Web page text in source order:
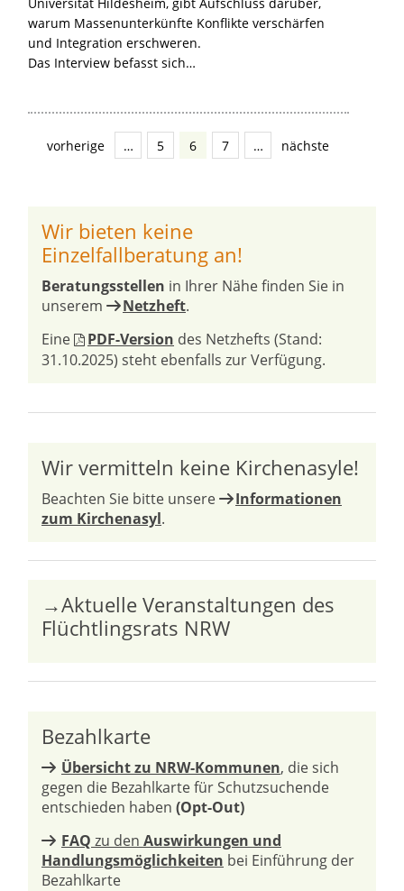
warum Massenunterkünfte Konflikte verschärfen
und Integration erschweren.
Das Interview befasst sich…
vorherige … 5 6 7 … nächste
Wir bieten keine
Einzelfallberatung an!
Beratungsstellen in Ihrer Nähe finden Sie in
unserem
Netzheft.
Eine
PDF-Version des Netzhefts (Stand:
31.10.2025) steht ebenfalls zur Verfügung.
Wir vermitteln keine Kirchenasyle!
Beachten Sie bitte unsere
Informationen
zum Kirchenasyl.
→Aktuelle Veranstaltungen des
Flüchtlingsrats NRW
Bezahlkarte
Übersicht zu NRW-Kommunen, die sich
gegen die Bezahlkarte für Schutzsuchende
entschieden haben (Opt-Out)
FAQ zu den Auswirkungen und
Handlungsmöglichkeiten bei Einführung der
Bezahlkarte